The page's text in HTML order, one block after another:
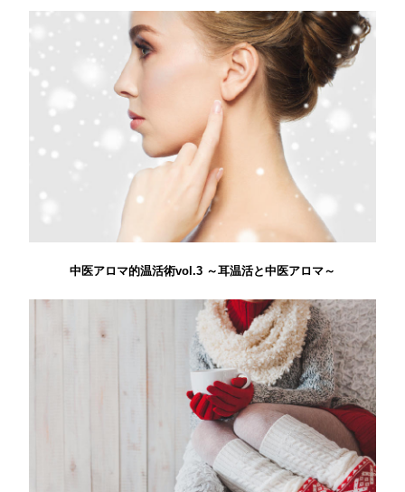
中医アロマ的温活術vol.3 ～耳温活と中医アロマ～